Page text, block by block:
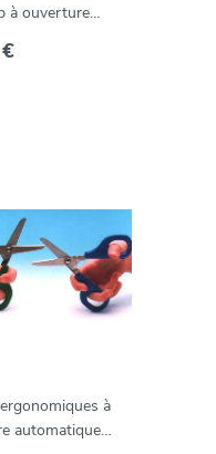
à ouverture
mm rouge --
à
automatique